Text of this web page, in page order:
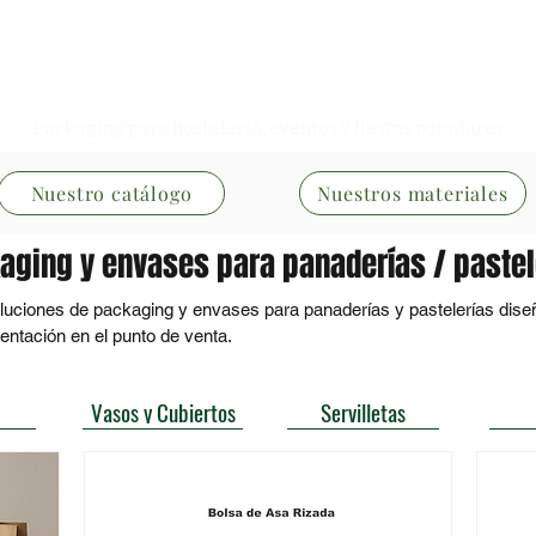
Nuestro catálogo Nuestros materiales
de packaging y envases para panaderías y pastelerías
en el punto de venta.
cuidada. Además, contamos con una amplia gama de vasos
manteles, servilletas y otros artículos de menaje desechable,
cómoda y coherente al cliente final.
y envases para panaderías /
Vasos y Cubiertos Servilletas